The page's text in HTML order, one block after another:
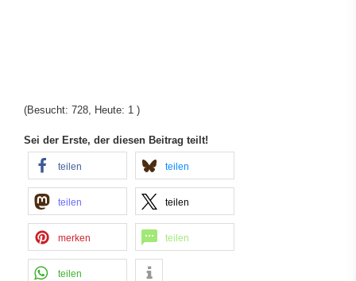
(Besucht: 728, Heute: 1 )
Sei der Erste, der diesen Beitrag teilt!
teilen teilen
teilen teilen
merken teilen
teilen